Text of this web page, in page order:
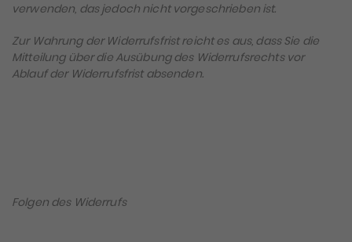
verwenden, das jedoch nicht vorgeschrieben ist.
Zur Wahrung der Widerrufsfrist reicht es aus, dass Sie die
Mitteilung über die Ausübung des Widerrufsrechts vor
Ablauf der Widerrufsfrist absenden.
Folgen des Widerrufs